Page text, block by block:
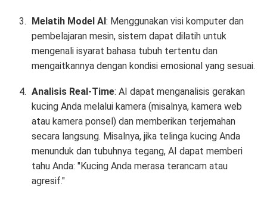
Melatih Model AI : Menggunakan visi komputer dan
pembelajaran mesin, sistem dapat dilatih untuk
mengenali isyarat bahasa tubuh tertentu dan
mengaitkannya dengan kondisi emosional yang sesuai.
Analisis Real-Time: AI dapat menganalisis gerakan
kucing Anda melalui kamera (misalnya, kamera web
atau kamera ponsel) dan memberikan terjemahan
secara langsung. Misalnya, jika telinga kucing Anda
menunduk dan tubuhnya tegang, AI dapat memberi
tahu Anda: "Kucing Anda merasa terancam atau
agresif."